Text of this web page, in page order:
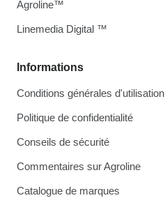
Informations
Conditions générales d'utilisation
Politique de confidentialité
Conseils de sécurité
Commentaires sur Agroline
Catalogue de marques
Agroline™
Linemedia Digital ™